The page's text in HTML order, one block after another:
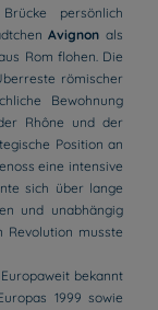
persönlich
Avignon als
Rom flohen. Die
römischer
Bewohnung
Rhône und der
Position an
eine intensive
sich über lange
und unabhängig
Revolution musste
bekannt
1999 sowie